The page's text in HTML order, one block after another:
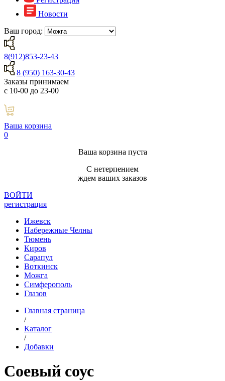
Новости
Ваш город:
8(912)853-23-43
8 (950) 163-30-43
Заказы принимаем
с 10-00 до 23-00
Ваша корзина
0
Ваша корзина пуста
С нетерпением
ждем ваших заказов
ВОЙТИ
регистрация
Ижевск
Набережные Челны
Тюмень
Киров
Сарапул
Воткинск
Можга
Симферополь
Глазов
Главная страница
/
Каталог
/
Добавки
Соевый соус